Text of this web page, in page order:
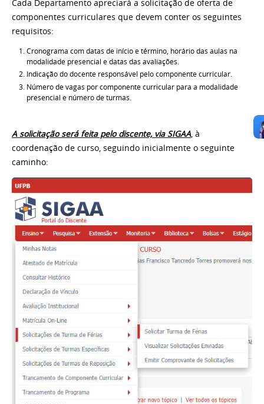
Cada Departamento apreciará a solicitação de oferta de
componentes curriculares que devem conter os seguintes
requisitos:
Cronograma com datas de início e término, horário das aulas na
modalidade presencial e datas das avaliações.
Indicação do docente responsável pelo componente curricular.
Número de vagas por componente curricular para a modalidade
presencial e número de turmas.
A solicitação será feita pelo discente, via SIGAA, à
coordenação de curso, seguindo inicialmente o seguinte
caminho: